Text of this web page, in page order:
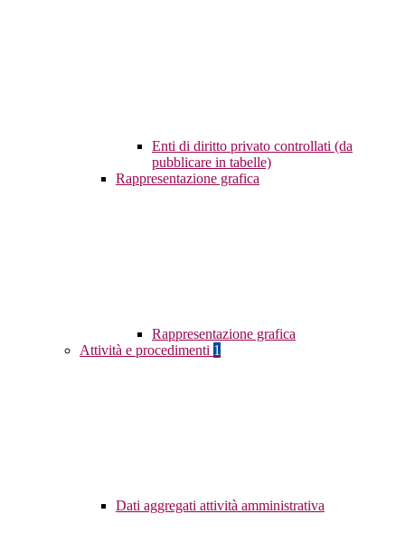
Enti di diritto privato controllati (da
pubblicare in tabelle)
Rappresentazione grafica
Rappresentazione grafica
Attività e procedimenti 1
Dati aggregati attività amministrativa